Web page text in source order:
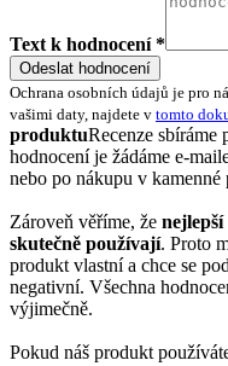
Text k hodnocení *
Odeslat hodnocení
Ochrana osobních údajů je pro
vašimi daty, najdete v tomto
produktuRecenze sbíráme
hodnocení je žádáme e-
nebo po nákupu v kamenné
Zároveň věříme, že nejlepší
skutečně používají. Proto
produkt vlastní a chce se
negativní. Všechna
výjimečně.
Pokud náš produkt